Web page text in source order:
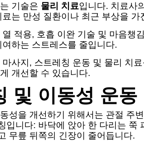
기술은 물리 치료입니다. 치료사
는 만성 질환이나 최근 부상을
적용, 호흡 이완 기술 및 마음챙
하는 스트레스를 줄입니다.
사지, 스트레칭 운동 및 물리 치
개선할 수 있습니다.
및 이동성 운동
성을 개선하기 위해서는 관절 주
입니다: 바닥에 앉아 한 다리는
무릎 뒤쪽의 긴장이 줄어듭니다.